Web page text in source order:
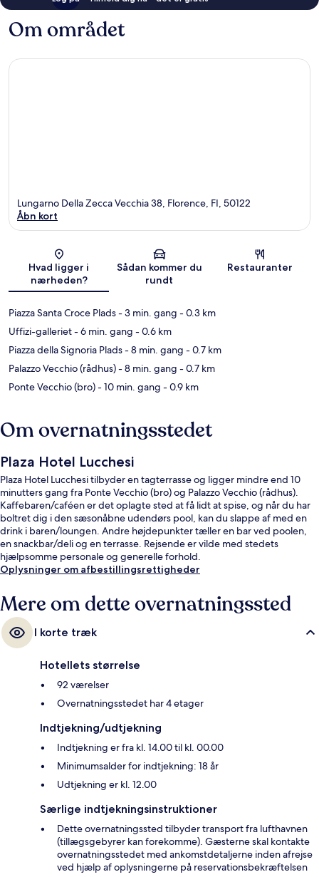
Om området
Kort
Lungarno Della Zecca Vecchia 38, Florence, FI, 50122
Åbn kort
Hvad ligger i
nærheden?
Sådan kommer du
rundt
Restauranter
Piazza Santa Croce Plads- 3 min. gang - 0.3 km
Uffizi-galleriet- 6 min. gang - 0.6 km
Piazza della Signoria Plads- 8 min. gang - 0.7 km
Palazzo Vecchio (rådhus)- 8 min. gang - 0.7 km
Ponte Vecchio (bro)- 10 min. gang - 0.9 km
Om overnatningsstedet
Plaza Hotel Lucchesi
Plaza Hotel Lucchesi tilbyder en tagterrasse og ligger mindre end 10
minutters gang fra Ponte Vecchio (bro) og Palazzo Vecchio (rådhus).
Kaffebaren/caféen er det oplagte sted at få lidt at spise, og når du har
boltret dig i den sæsonåbne udendørs pool, kan du slappe af med en
drink i baren/loungen. Andre højdepunkter tæller en bar ved poolen,
en snackbar/deli og en terrasse. Rejsende er vilde med stedets
hjælpsomme personale og generelle forhold.
Oplysninger om afbestillingsrettigheder
Mere om dette overnatningssted
I korte træk
Hotellets størrelse
92 værelser
Overnatningsstedet har 4 etager
Indtjekning/udtjekning
Indtjekning er fra kl. 14.00 til kl. 00.00
Minimumsalder for indtjekning: 18 år
Udtjekning er kl. 12.00
Særlige indtjekningsinstruktioner
Dette overnatningssted tilbyder transport fra lufthavnen
(tillægsgebyrer kan forekomme). Gæsterne skal kontakte
overnatningsstedet med ankomstdetaljerne inden afrejse
ved hjælp af oplysningerne på reservationsbekræftelsen